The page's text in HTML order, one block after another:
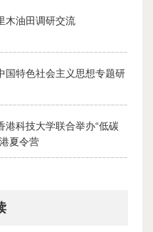
木油田调研交流
国特色社会主义思想专题研
科技大学联合举办“低碳
夏令营